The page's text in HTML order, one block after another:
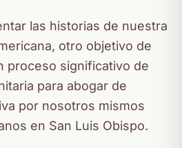
las historias de nuestra
otro objetivo de
proceso significativo de
para abogar de
por nosotros mismos
en San Luis Obispo.